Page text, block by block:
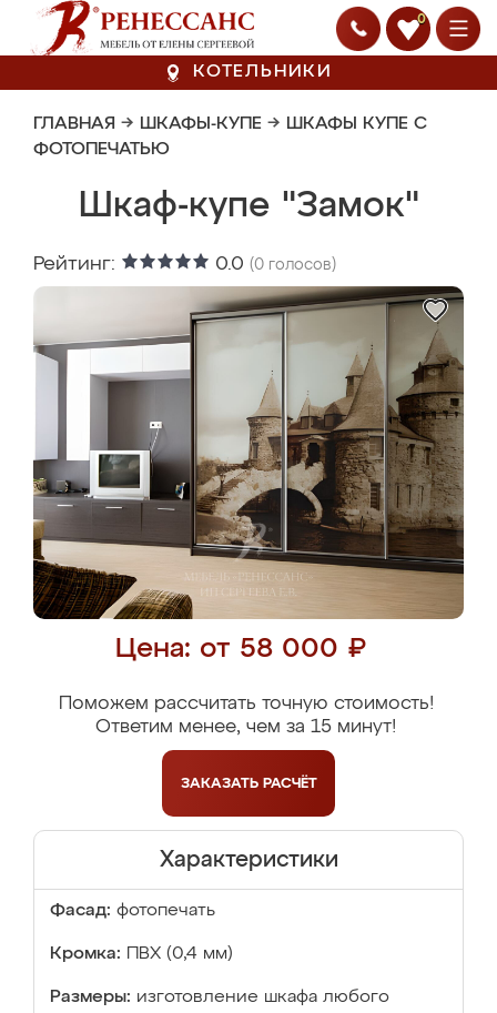
0
КОТЕЛЬНИКИ
ГЛАВНАЯ → ШКАФЫ-КУПЕ → ШКАФЫ КУПЕ С
ФОТОПЕЧАТЬЮ
Шкаф-купе "Замок"
Рейтинг: 0.0 (0 голосов)
Цена: от 58 000 ₽
Поможем рассчитать точную стоимость!
Ответим менее, чем за 15 минут!
ЗАКАЗАТЬ РАСЧЁТ
Характеристики
Фасад: фотопечать
Кромка: ПВХ (0,4 мм)
Размеры: изготовление шкафа любого